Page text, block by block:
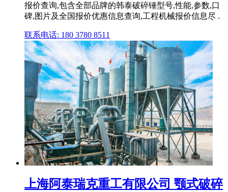
报价查询,包含全部品牌的韩泰破碎锤型号,性能,参数,口
碑,图片及全国报价优惠信息查询,工程机械报价信息尽 .
联系电话: 180 3780 8511
上海阿泰瑞克重工有限公司 颚式破碎